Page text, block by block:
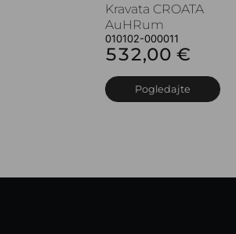
Kravata CROATA
AuHRum
010102-000011
532,00 €
Pogledajte